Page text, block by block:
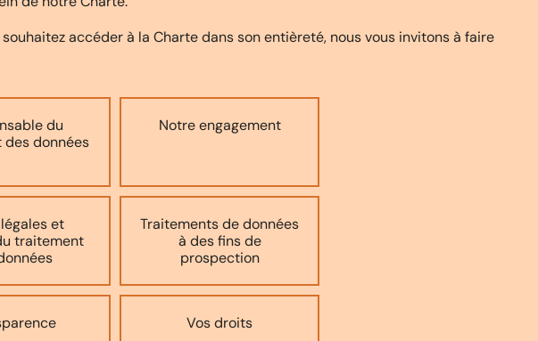
accéder à la Charte dans son entièreté, nous vous invitons à faire
du
données
Notre engagement
et
traitement
Traitements de données
à des fins de
prospection
Vos droits